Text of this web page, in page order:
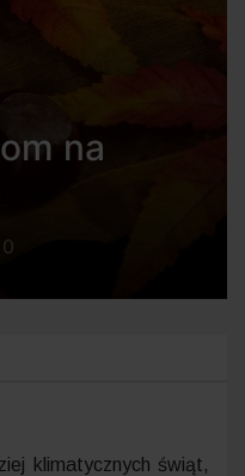
na
0
klimatycznych świąt,